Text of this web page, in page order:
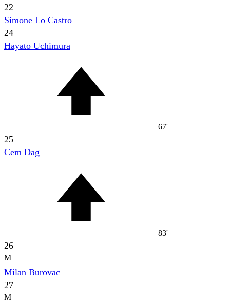
22
Simone Lo Castro
24
Hayato Uchimura
67'
25
Cem Dag
83'
26
M
Milan Burovac
27
M